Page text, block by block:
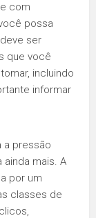
com
possa
ser
que você
incluindo
informar
a pressão
ainda mais. A
por um
classes de